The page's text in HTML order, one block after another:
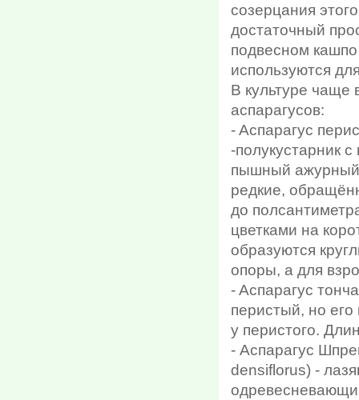
созерцания
достаточный
подвесном
используются
В культуре чаще
аспарагусов:
- Aспарагус
-полукустарник
пышный ажурный
редкие,
до
цветками на
образуются
опоры, а для
- Aспарагус
перистый, но
у перистого.
- Аспарагус
densiflorus) -